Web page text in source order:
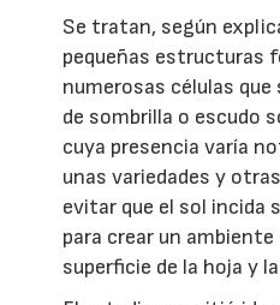
Se tratan, según
pequeñas estructuras
numerosas células
de sombrilla o escudo
cuya presencia varía
unas variedades y
evitar que el sol incida
para crear un
superficie de la hoja y